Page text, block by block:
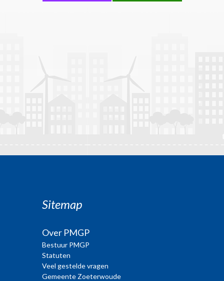
Sitemap
Over PMGP
Bestuur PMGP
Statuten
Veel gestelde vragen
Gemeente Zoeterwoude